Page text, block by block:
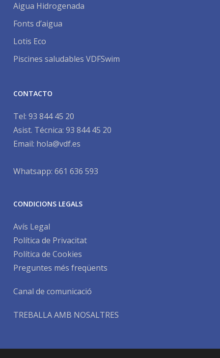
Aigua Hidrogenada
Fonts d’aigua
Lotis Eco
Piscines saludables VDFSwim
CONTACTO
Tel: 93 844 45 20
Asist. Técnica: 93 844 45 20
Email: hola@vdf.es
Whatsapp: 661 636 593
CONDICIONS LEGALS
Avís Legal
Política de Privacitat
Política de Cookies
Preguntes més freqüents
Canal de comunicació
TREBALLA AMB NOSALTRES